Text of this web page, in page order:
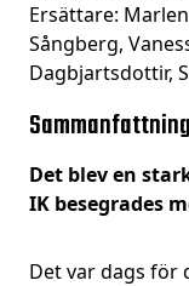
Ersättare:
Sångberg,
Dagbjartsdottir,
Sammanfattning
Det blev en
IK besegrades
Det var dags för